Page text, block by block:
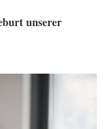
unserer